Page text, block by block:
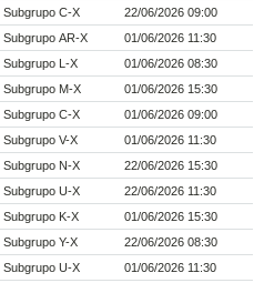
Subgrupo C-X
22/06/2026 09:00
Subgrupo AR-X
01/06/2026 11:30
Subgrupo L-X
01/06/2026 08:30
Subgrupo M-X
01/06/2026 15:30
Subgrupo C-X
01/06/2026 09:00
Subgrupo V-X
01/06/2026 11:30
Subgrupo N-X
22/06/2026 15:30
Subgrupo U-X
22/06/2026 11:30
Subgrupo K-X
01/06/2026 15:30
Subgrupo Y-X
22/06/2026 08:30
Subgrupo U-X
01/06/2026 11:30